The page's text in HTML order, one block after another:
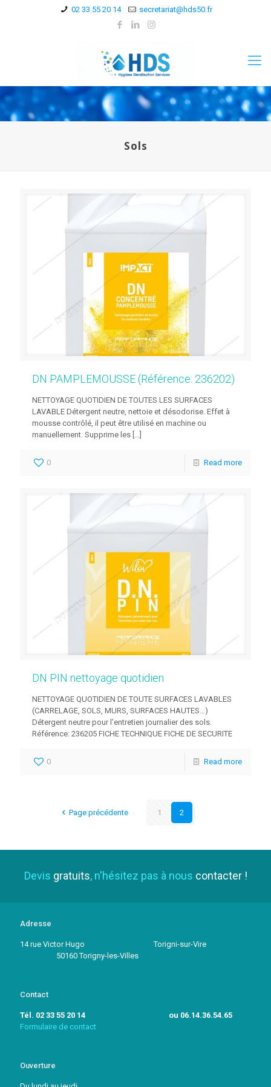
02 33 55 20 14 secretariat@hds50.fr
Sols
DN PAMPLEMOUSSE (Référence: 236202)
NETTOYAGE QUOTIDIEN DE TOUTES LES SURFACES
LAVABLE Détergent neutre, nettoie et désodorise. Effet à
mousse contrôlé, il peut être utilisé en machine ou
manuellement. Supprime les […]
0 Read more
DN PIN nettoyage quotidien
NETTOYAGE QUOTIDIEN DE TOUTE SURFACES LAVABLES
(CARRELAGE, SOLS, MURS, SURFACES HAUTES…)
Détergent neutre pour l’entretien journalier des sols.
Référence: 236205 FICHE TECHNIQUE FICHE DE SECURITE
0 Read more
Page précédente 1 2
Devis gratuits, n'hésitez pas à nous contacter !
Adresse
14 rue Victor Hugo Torigni-sur-Vire
50160 Torigny-les-Villes
Contact
Tél. 02 33 55 20 14 ou 06.14.36.54.65
Formulaire de contact
Ouverture